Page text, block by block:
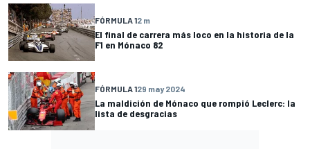
FÓRMULA 12 m
El final de carrera más loco en la historia de la
F1 en Mónaco 82
FÓRMULA 129 may 2024
La maldición de Mónaco que rompió Leclerc: la
lista de desgracias